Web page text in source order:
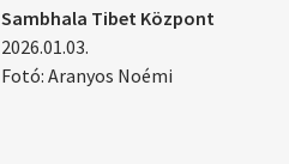
Sambhala Tibet Központ
2026.01.03.
Fotó: Aranyos Noémi